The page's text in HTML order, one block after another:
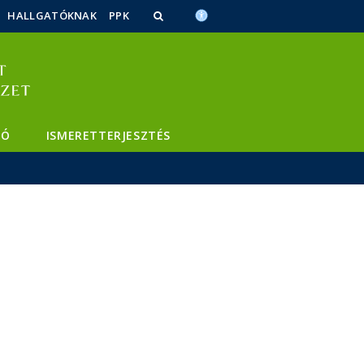
HALLGATÓKNAK PPK
ISMERETTERJESZTÉS